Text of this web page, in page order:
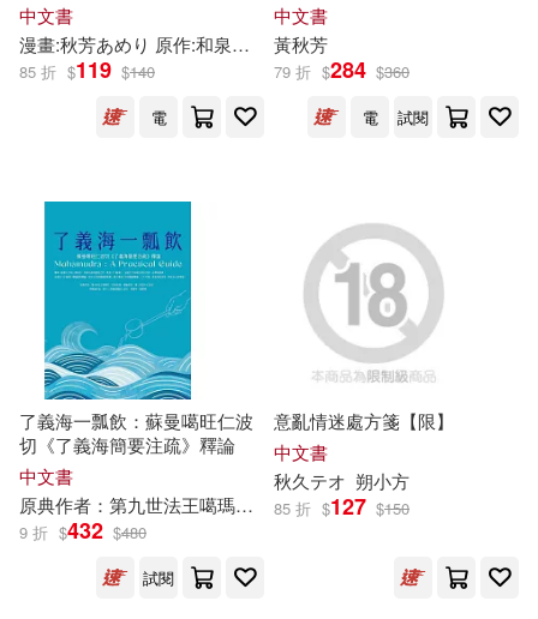
劉迎秋（主編）(7) 周汝昌(7)
嬉野秋彥(7) 孫寶文(7)
張程(7)
昆桑．秋登（Kunzang Choden）
本書編委會編(7)
查爾斯．菲爾莫爾(7) 淡霞(7)
田秋(7) 盛秋(7)
盧秋瑩(7) 石田衣良(7)
希代(25) 普天出版社(25)
知識產權出版社(25)
Hearst Fujingaho Co., Ltd.(24)
中國中醫藥出版社(24)
中國鐵道出版社(24)
四川人民出版社(24)
四川大學出版社(24)
中文書
漫畫:秋芳あめり 原作:和泉和歌 角色原案:天路ゆうつづ
85 折 $119 $140
電
中文書
黃秋芳
79 折 $284 $360
電
試閱
了義海一瓢飲：蘇曼噶旺仁波
切《了義海簡要注疏》釋論
中文書
原典作者：第九世法王噶瑪巴 旺
秋多傑 釋論作者：第二世波卡
9 折 $432 $480
試閱
意亂情迷處方箋【限】
中文書
秋久テオ 朔小方
85 折 $127 $150